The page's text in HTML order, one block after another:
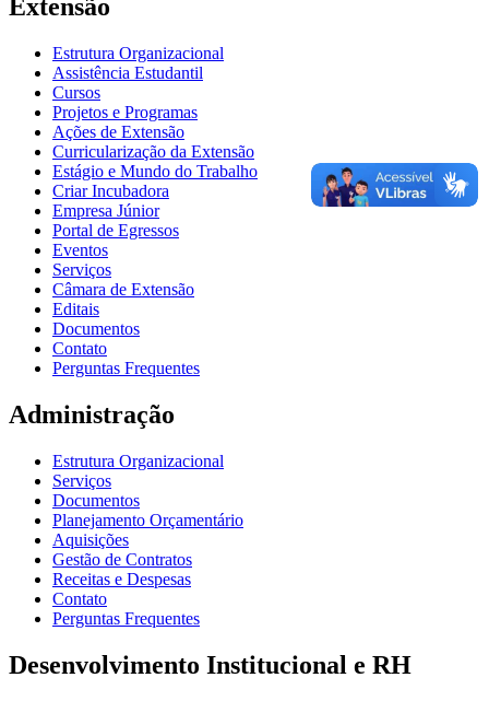
Extensão
Estrutura Organizacional
Assistência Estudantil
Cursos
Projetos e Programas
Ações de Extensão
Curricularização da Extensão
Estágio e Mundo do Trabalho
Criar Incubadora
Empresa Júnior
Portal de Egressos
Eventos
Serviços
Câmara de Extensão
Editais
Documentos
Contato
Perguntas Frequentes
Administração
Estrutura Organizacional
Serviços
Documentos
Planejamento Orçamentário
Aquisições
Gestão de Contratos
Receitas e Despesas
Contato
Perguntas Frequentes
Desenvolvimento Institucional e RH